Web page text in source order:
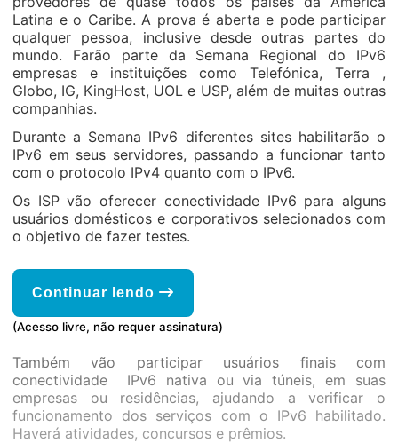
Latina e o Caribe. A prova é aberta e pode participar
qualquer pessoa, inclusive desde outras partes do
mundo. Farão parte da Semana Regional do IPv6
empresas e instituições como Telefónica, Terra ,
Globo, IG, KingHost, UOL e USP, além de muitas outras
companhias.
Durante a Semana IPv6 diferentes sites habilitarão o
IPv6 em seus servidores, passando a funcionar tanto
com o protocolo IPv4 quanto com o IPv6.
Os ISP vão oferecer conectividade IPv6 para alguns
usuários domésticos e corporativos selecionados com
o objetivo de fazer testes.
Continuar lendo
(Acesso livre, não requer assinatura)
Também vão participar usuários finais com
conectividade IPv6 nativa ou via túneis, em suas
empresas ou residências, ajudando a verificar o
funcionamento dos serviços com o IPv6 habilitado.
Haverá atividades, concursos e prêmios.